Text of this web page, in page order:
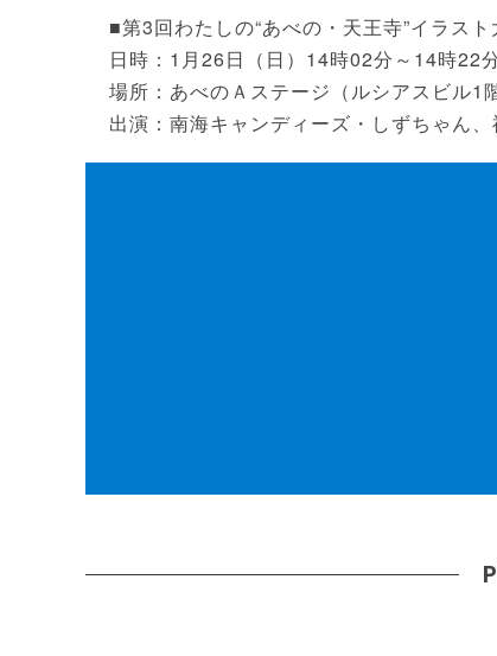
■第3回わたしの“あべの・天王寺”イラス
日時：1月26日（日）14時02分～14時22分
場所：あべのＡステージ（ルシアスビル1階
出演：南海キャンディーズ・しずちゃん、